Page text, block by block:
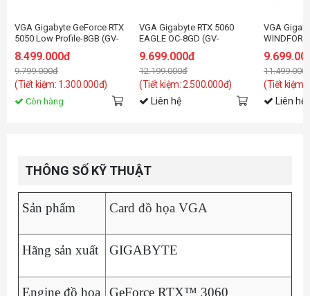
VGA Gigabyte GeForce RTX
5050 Low Profile-8GB (GV-
8.499.000đ
9.799.000đ
(Tiết kiệm: 1.300.000đ)
Còn hàng
VGA Gigabyte RTX 5060
EAGLE OC-8GD (GV-
9.699.000đ
12.199.000đ
(Tiết kiệm: 2.500.000đ)
Liên hệ
VGA
(Tiết kiệm:
Liên hệ
THÔNG SỐ KỸ THUẬT
Sản phẩm Card đồ họa VGA
Hãng sản xuất GIGABYTE
Engine đồ họa GeForce RTX™ 3060